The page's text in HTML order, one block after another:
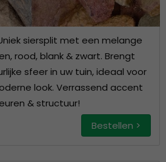
siersplit met een melange
rood, blank & zwart. Brengt
sfeer in uw tuin, ideaal voor
look. Verrassend accent
& structuur!
Bestellen >